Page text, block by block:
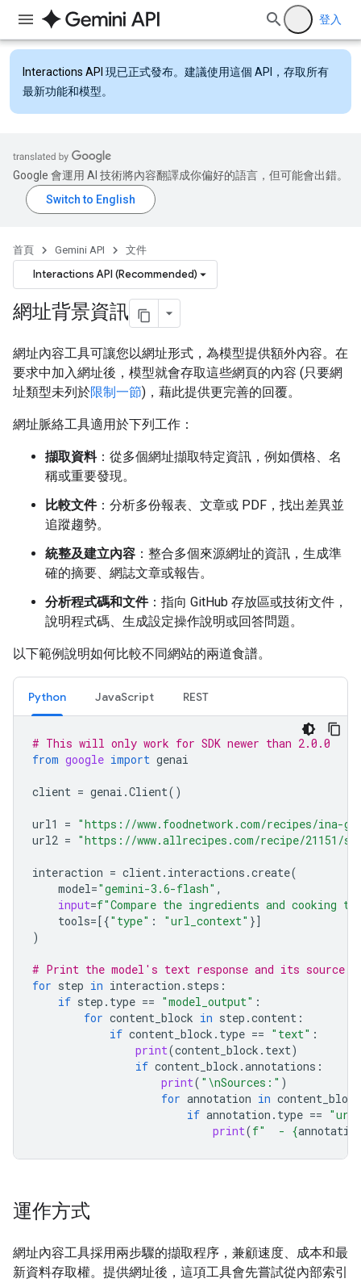
登入
Interactions API 現已正式發布。建議使用這個 API，存取所有
最新功能和模型。
Google 會運用 AI 技術將內容翻譯成你偏好的語言，但可能會出錯。
首頁 Gemini API 文件
Interactions API (Recommended)
網址背景資訊
網址內容工具可讓您以網址形式，為模型提供額外內容。在
要求中加入網址後，模型就會存取這些網頁的內容 (只要網
址類型未列於限制一節)，藉此提供更完善的回覆。
網址脈絡工具適用於下列工作：
擷取資料：從多個網址擷取特定資訊，例如價格、名
稱或重要發現。
比較文件：分析多份報表、文章或 PDF，找出差異並
追蹤趨勢。
統整及建立內容 ：整合多個來源網址的資訊，生成準
確的摘要、網誌文章或報告。
分析程式碼和文件：指向 GitHub 存放區或技術文件，
說明程式碼、生成設定操作說明或回答問題。
以下範例說明如何比較不同網站的兩道食譜。
Python JavaScript REST
# This will only work for SDK newer than 2.0.0
from google import genai
client = genai .Client()
url1 = "https://www.foodnetwork.com/recipes/ina-
url2 = "https://www.allrecipes.com/recipe/21151/
interaction = client. interactions .create(
model="gemini-3.6-flash" ,
input=f"Compare the ingredients and cooking
tools=[{"type" : "url_context" }]
)
# Print the model's text response and its source
for step in interaction . steps :
if step . type == "model_output" :
for content_block in step .content :
if content_block . type == "text" :
print(content_block . text)
if content_block .annotations :
print( " \nSources:" )
for annotation in content_block
if annotation . type ==
print(f"  - {
運作方式
網址內容工具採用兩步驟的擷取程序，兼顧速度、成本和最
新資料存取權。提供網址後，這項工具會先嘗試從內部索引